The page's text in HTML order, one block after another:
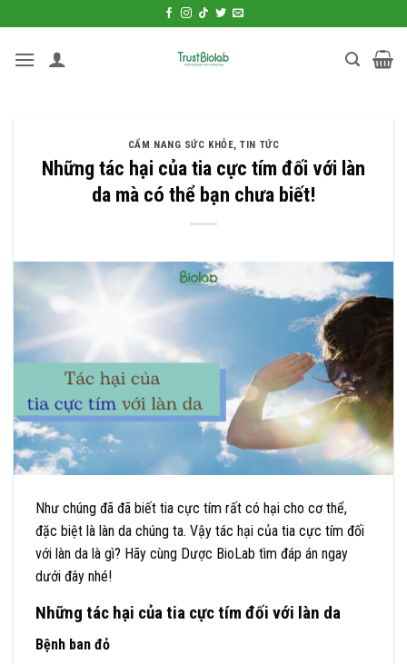
qua
CẨM NANG SỨC KHỎE,TIN TỨC
Những tác hại của tia cực tím đối với làn
da mà có thể bạn chưa biết!
Như chúng đã đã biết tia cực tím rất có hại cho cơ thể,
đặc biệt là làn da chúng ta. Vậy tác hại của tia cực tím đối
với làn da là gì? Hãy cùng Dược BioLab tìm đáp án ngay
dưới đây nhé!
Những tác hại của tia cực tím đối với làn da
Bệnh ban đỏ